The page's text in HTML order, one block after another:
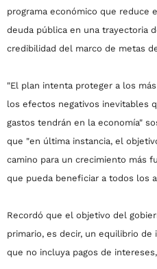
programa económico que reduce
deuda pública en una trayectoria
credibilidad del marco de metas
"El plan intenta proteger a los
los efectos negativos inevitables
gastos tendrán en la economía"
que "en última instancia, el
camino para un crecimiento más
que pueda beneficiar a todos los
Recordó que el objetivo del
primario, es decir, un equilibrio
que no incluya pagos de